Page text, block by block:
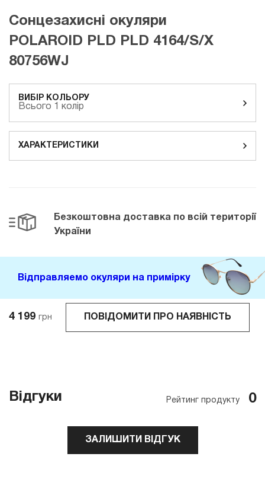
Сонцезахисні окуляри
POLAROID PLD PLD 4164/S/X
80756WJ
ВИБІР КОЛЬОРУ
Всього 1 колір
ХАРАКТЕРИСТИКИ
4 199 грн ПОВІДОМИТИ ПРО НАЯВНІСТЬ
Безкоштовна доставка по всій території
України
Відправляемо окуляри на примірку
Відгуки Рейтинг продукту 0
ЗАЛИШИТИ ВІДГУК